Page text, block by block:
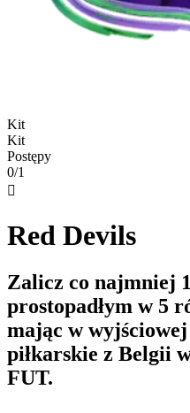
Kit
Kit
Postępy
0/1

Red Devils
Zalicz co najmniej
prostopadłym w 5
mając w
piłkarskie z Belgii
FUT.